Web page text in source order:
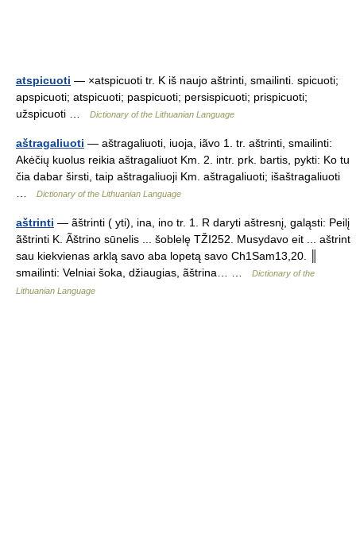
atspicuoti — ×atspicuoti tr. K iš naujo aštrinti, smailinti. spicuoti;
apspicuoti; atspicuoti; paspicuoti; persispicuoti; prispicuoti;
užspicuoti …
Dictionary of the Lithuanian Language
aštragaliuoti — aštragaliuoti, iuoja, iãvo 1. tr. aštrinti, smailinti:
Akėčių kuolus reikia aštragaliuot Km. 2. intr. prk. bartis, pykti: Ko tu
čia dabar širsti, taip aštragaliuoji Km. aštragaliuoti; išaštragaliuoti
Dictionary of the Lithuanian Language
aštrinti — ãštrinti ( yti), ina, ino tr. 1. R daryti aštresnį, galąsti: Peilį
ãštrinti K. Ãštrino sūnelis ... šoblelę TŽI252. Musydavo eit ... aštrint
sau kiekvienas arklą savo aba lopetą savo Ch1Sam13,20. ║
smailinti: Velniai šoka, džiaugias, ãštrina… …
Dictionary of the
Lithuanian Language